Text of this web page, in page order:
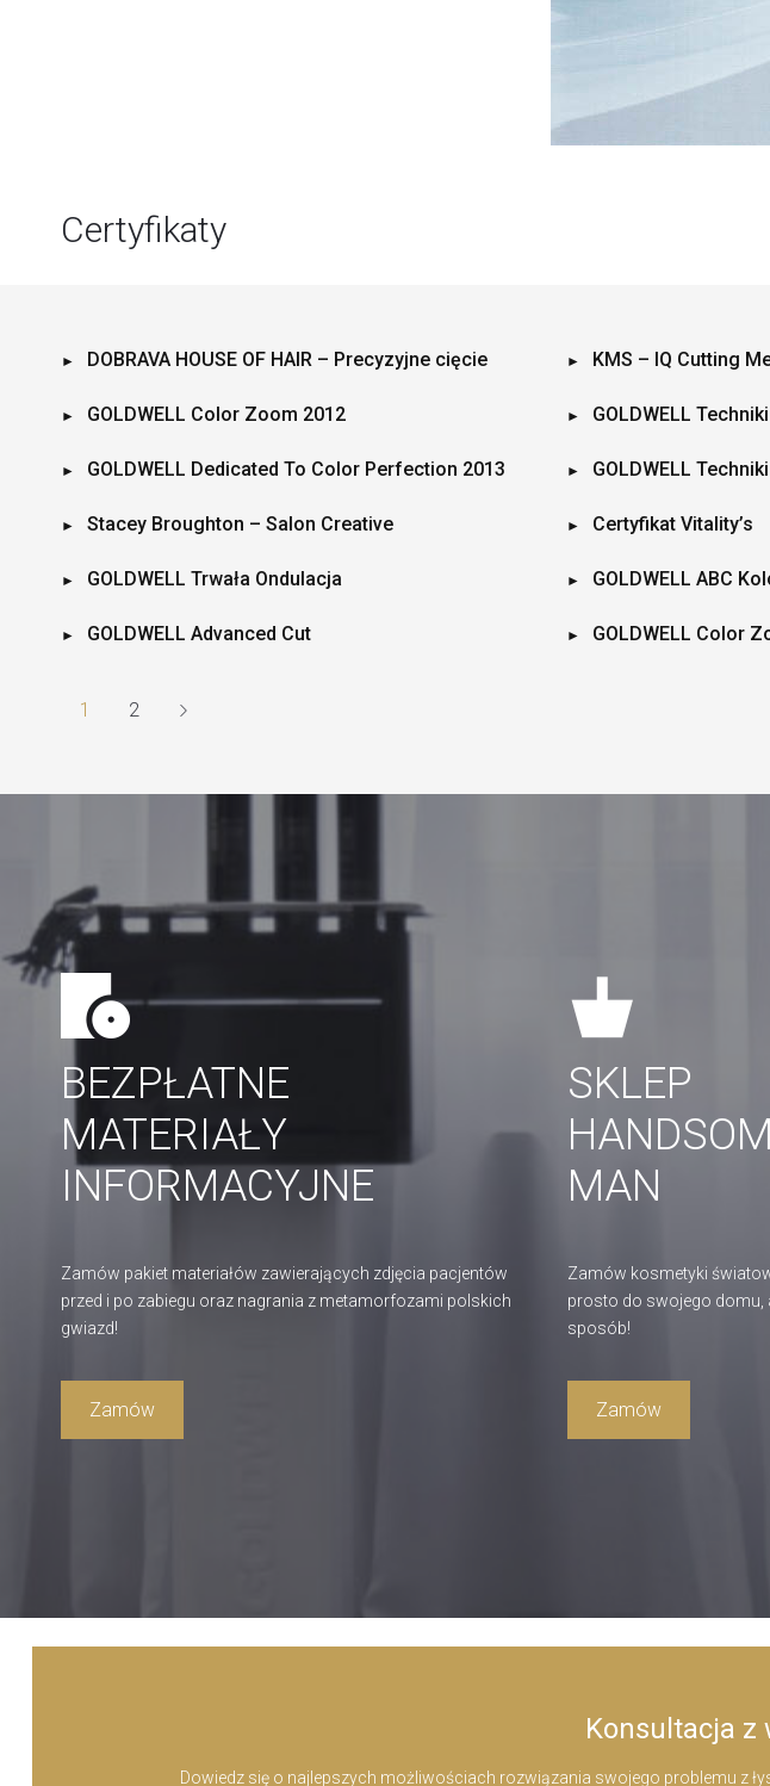
Certyfikaty
DOBRAVA HOUSE OF HAIR – Precyzyjne cięcie KMS – IQ Cutting
GOLDWELL Color Zoom 2012 GOLDWELL
GOLDWELL Dedicated To Color Perfection 2013 GOLDWELL
Stacey Broughton – Salon Creative Certyfikat Vitality’s
GOLDWELL Trwała Ondulacja GOLDWELL ABC
GOLDWELL Advanced Cut GOLDWELL Color
1 2
BEZPŁATNE
MATERIAŁY
INFORMACYJNE
Zamów pakiet materiałów zawierających zdjęcia pacjentów
przed i po zabiegu oraz nagrania z metamorfozami polskich
gwiazd!
Zamów
SKLEP
MAN
Zamów kosmetyki
prosto do swojego domu,
sposób!
Zamów
Konsultacja z
Dowiedz się o najlepszych możliwościach rozwiązania swojego problemu z